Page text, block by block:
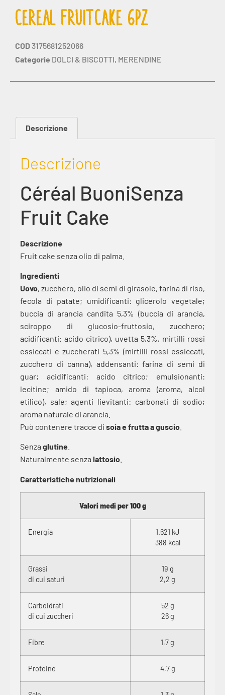
CEREAL FRUITCAKE 6PZ
COD 3175681252066
Categorie DOLCI & BISCOTTI, MERENDINE
Descrizione
Descrizione
Céréal BuoniSenza
Fruit Cake
Descrizione
Fruit cake senza olio di palma.
Ingredienti
Uovo, zucchero, olio di semi di girasole, farina di riso,
fecola di patate; umidificanti: glicerolo vegetale;
buccia di arancia candita 5,3% (buccia di arancia,
sciroppo di glucosio-fruttosio, zucchero;
acidificanti: acido citrico), uvetta 5,3%, mirtilli rossi
essiccati e zuccherati 5,3% (mirtilli rossi essiccati,
zucchero di canna), addensanti: farina di semi di
guar; acidificanti: acido citrico; emulsionanti:
lecitine; amido di tapioca, aroma (aroma, alcol
etilico), sale; agenti lievitanti: carbonati di sodio;
aroma naturale di arancia.
Può contenere tracce di soia e frutta a guscio
Senza glutine
Naturalmente senza lattosio
Caratteristiche nutrizionali
Valori medi per 100 g
Energia
1.621 kJ
388 kcal
Grassi
di cui saturi
19 g
2,2 g
Carboidrati
di cui zuccheri
52 g
26 g
Fibre 1,7 g
Proteine 4,7 g